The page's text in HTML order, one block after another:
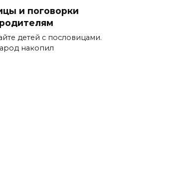
и поговорки
детей с пословицами.
накопил